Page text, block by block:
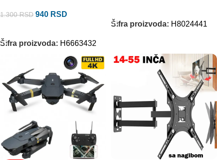
1.300RSD 940 RSD
Šifra proizvoda: H6663432
Šifra proizvoda: H8024441